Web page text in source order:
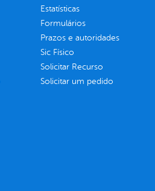
Estatísticas
Formulários
Prazos e autoridades
Sic Físico
Solicitar Recurso
Solicitar um pedido